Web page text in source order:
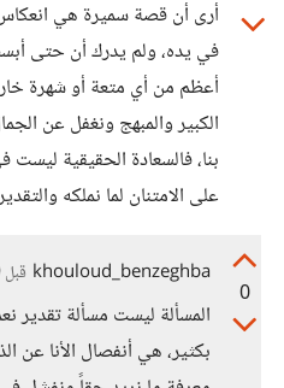
أرى أن قصة سميرة هي انعكاس
في يده، ولم يدرك أن حتى
أعظم من أي متعة أو شهرة
الكبير والمبهج ونغفل عن
بنا، فالسعادة الحقيقية ليست
على الامتنان لما نملكه
0
khouloud_benzeghba قبل 9 أشهر
المسألة ليست مسألة تقدير
بكثير، هي أنفصال الأنا عن